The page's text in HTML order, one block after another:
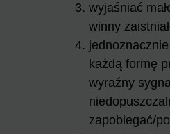
wyjaśniać
winny
każdą formę
wyraźny
zapobiegać/